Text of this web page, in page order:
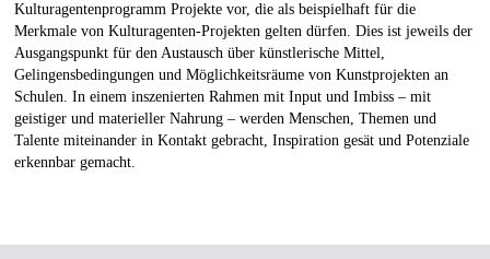
Kulturagentenprogramm Projekte vor, die als beispielhaft für die
Merkmale von Kulturagenten-Projekten gelten dürfen. Dies ist jeweils der
Ausgangspunkt für den Austausch über künstlerische Mittel,
Gelingensbedingungen und Möglichkeitsräume von Kunstprojekten an
Schulen. In einem inszenierten Rahmen mit Input und Imbiss – mit
geistiger und materieller Nahrung – werden Menschen, Themen und
Talente miteinander in Kontakt gebracht, Inspiration gesät und Potenziale
erkennbar gemacht.